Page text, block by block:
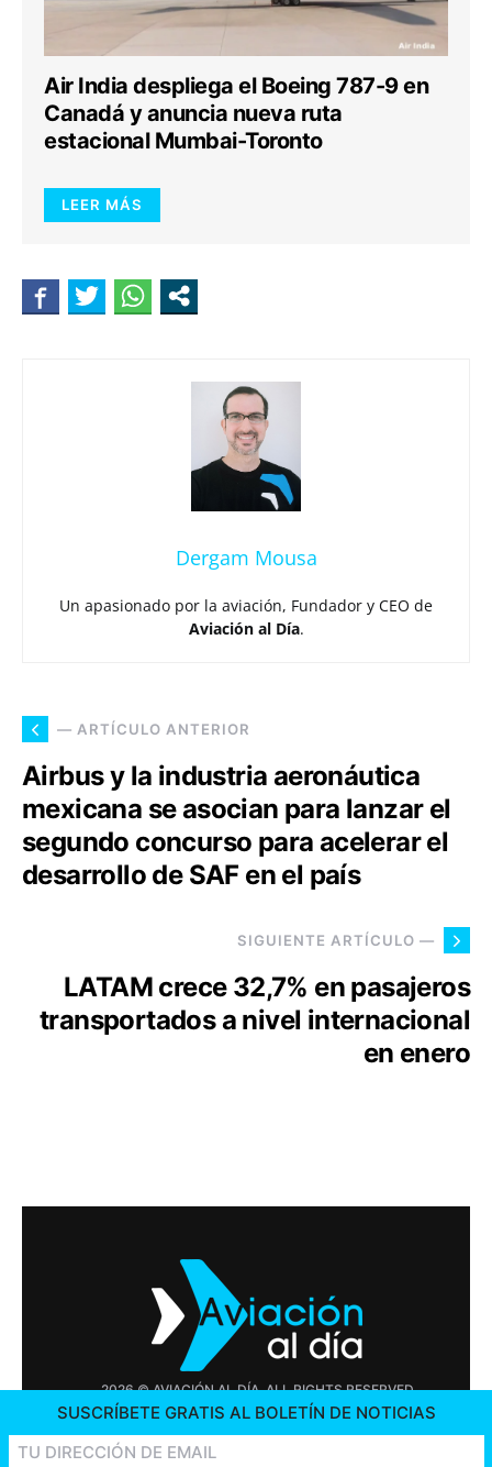
Air India despliega el Boeing 787-9 en
Canadá y anuncia nueva ruta
estacional Mumbai-Toronto
LEER MÁS
Dergam Mousa
Un apasionado por la aviación, Fundador y CEO de
Aviación al Día.
— ARTÍCULO ANTERIOR
Airbus y la industria aeronáutica
mexicana se asocian para lanzar el
segundo concurso para acelerar el
desarrollo de SAF en el país
SIGUIENTE ARTÍCULO —
LATAM crece 32,7% en pasajeros
transportados a nivel internacional
en enero
2026 © AVIACIÓN AL DÍA. ALL RIGHTS RESERVED
OFERTAS DE TRABAJO
SUSCRÍBETE GRATIS AL BOLETÍN DE NOTICIAS